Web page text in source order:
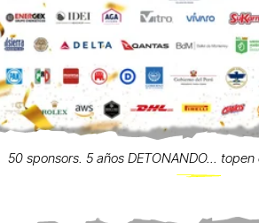
50 sponsors. 5 años DETONANDO...